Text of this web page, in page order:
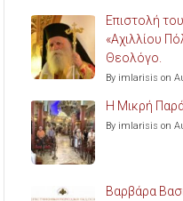
Επιστολή
«Αχιλλίου
Θεολόγο.
By imlarisis on
Η Μικρή
By imlarisis on
Βαρβάρα